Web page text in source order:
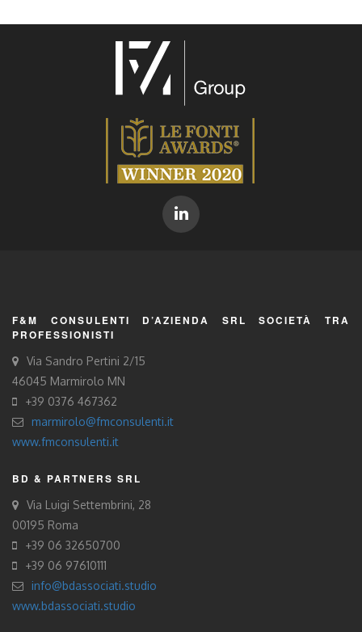
F&M CONSULENTI D’AZIENDA SRL SOCIETÀ TRA
PROFESSIONISTI
Via Sandro Pertini 2/15
46045 Marmirolo MN
+39 0376 467362
marmirolo@fmconsulenti.it
www.fmconsulenti.it
BD & PARTNERS SRL
Via Luigi Settembrini, 28
00195 Roma
+39 06 32650700
+39 06 97610111
info@bdassociati.studio
www.bdassociati.studio